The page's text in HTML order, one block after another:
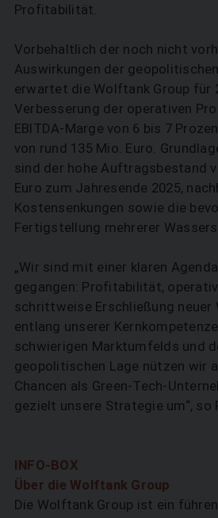
Profitabilität.
Vorbehaltlich der noch nicht
Auswirkungen der
erwartet die Wolftank Group für
Verbesserung der operativen
EBITDA-Marge von 6 bis 7
von rund 135 Mio. Euro.
sind der hohe Auftragsbestand
Euro zum Jahresende 2025,
Kostensenkungen sowie die
Fertigstellung mehrerer
„Wir sind mit einer klaren
gegangen: Profitabilität,
schrittweise Erschließung
entlang unserer
schwierigen Marktumfelds und
geopolitischen Lage nützen wir
Chancen als Green-Tech-
gezielt unsere Strategie um“, so
INFO-BOX
Über die Wolftank Group
Die Wolftank Group ist ein